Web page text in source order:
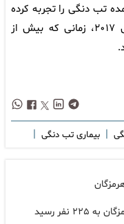
تب دنگی را تجربه کرده
است، از جمله بدترین شیوع آن در سال ۲۰۱۷، زمانی که بیش از
| بیماری تب دنگی |
نفر رسید